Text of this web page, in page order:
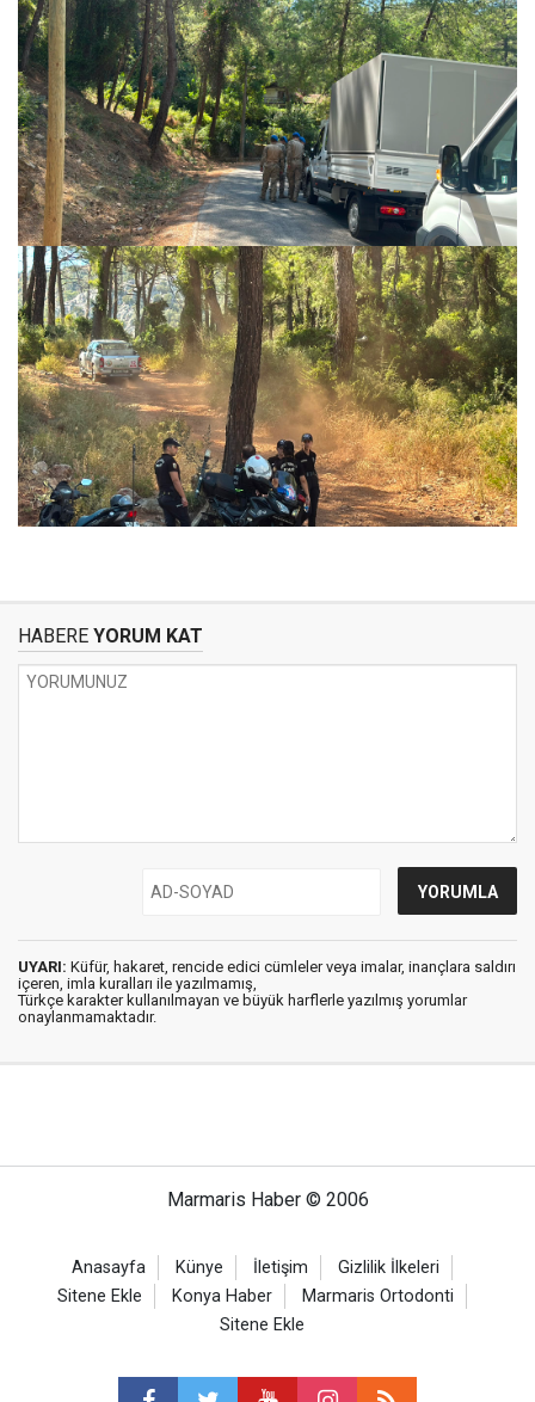
HABERE YORUM KAT
UYARI: Küfür, hakaret, rencide edici cümleler veya imalar, inançlara saldırı
içeren, imla kuralları ile yazılmamış,
Türkçe karakter kullanılmayan ve büyük harflerle yazılmış yorumlar
onaylanmamaktadır.
Marmaris Haber © 2006
Anasayfa Künye İletişim
Gizlilik İlkeleri
Sitene Ekle
Konya Haber
Marmaris Ortodonti
Sitene Ekle